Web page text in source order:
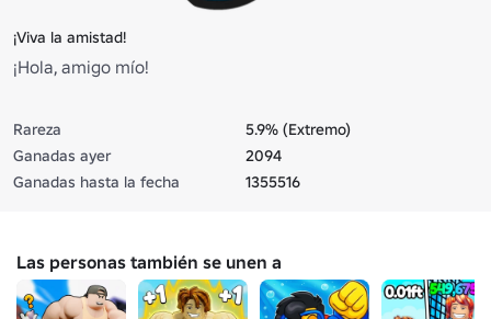
¡Viva la amistad!
¡Hola, amigo mío!
Rareza
5.9% (Extremo)
Ganadas ayer
2094
Ganadas hasta la fecha
1355516
Las personas también se unen a